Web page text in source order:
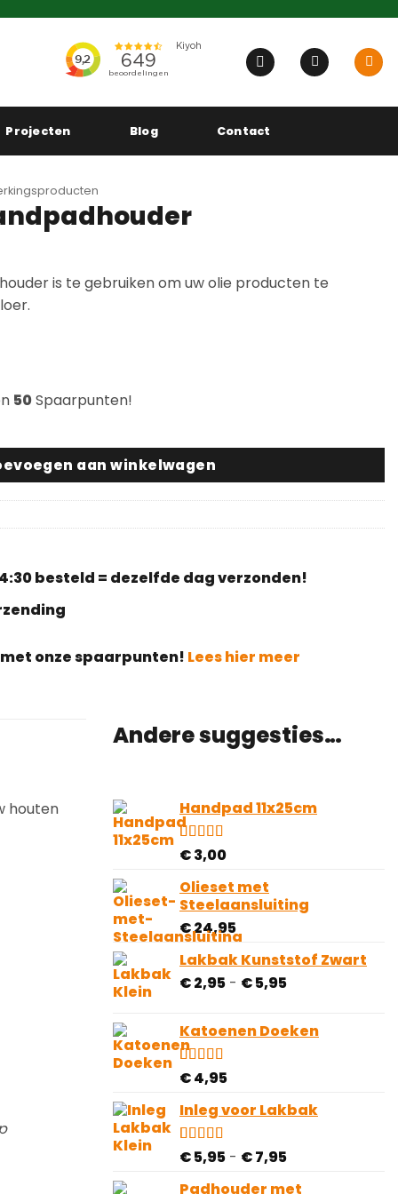
Projecten Blog Contact
is te gebruiken om uw olie producten te
50Spaarpunten!
aantal
aan winkelwagen
besteld = dezelfde dag verzonden!
onze spaarpunten! Lees hier meer
houten
Andere suggesties…
Handpad 11x25cm
Gewaardeerd
4.60op 5
gebaseerd
op
5
klantbeoordelingen
€3,00
Olieset met
Steelaansluiting
€24,95
Lakbak Kunststof Zwart
€2,95 - €5,95Prijsklasse:
€ 5,95
Katoenen Doeken
Gewaardeerd
op 5
gebaseerd
op
10
klantbeoordelingen
€4,95
Inleg voor Lakbak
Gewaardeerd
5.00op 5
gebaseerd
1
€5,95 - €7,95Prijsklasse:
Padhouder met